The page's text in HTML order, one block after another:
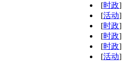
[时政]
[活动]
[时政]
[时政]
[时政]
[活动]